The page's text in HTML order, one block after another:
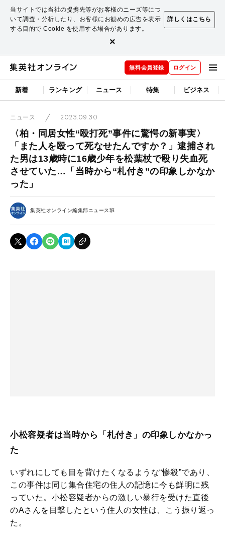
当サイトでは当社の提携先等がお客様のニーズ等につ
いて調査・分析したり、お客様にお勧めの広告を表示
する目的で Cookie を使用する場合があります。
詳しくはこちら
×
無料会員登録 ログイン
新着 ランキング ニュース 特集 ビジネス
ニュース 2023.09.30
〈柏・同居女性“殴打死”事件に驚愕の新事実〉
「また人を殴って死なせたんですか？」逮捕され
た男は13歳時に16歳少年を松葉杖で殴り失血死
させていた…「当時から“札付き”の印象しかなか
った」
集英社オンライン編集部ニュース班
小松容疑者は当時から「札付き」の印象しかなかっ
た
いずれにしても目を背けたくなるような“惨殺”であり、
この事件は同じ集合住宅の住人の記憶に今も鮮明に残
っていた。小松容疑者からの激しい暴行を受けた直後
のAさんを目撃したという住人の女性は、こう振り返っ
た。